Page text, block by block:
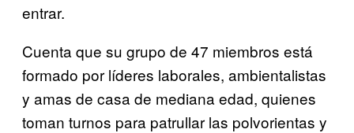
entrar.
Cuenta que su grupo de 47 miembros está
formado por líderes laborales, ambientalistas
y amas de casa de mediana edad, quienes
toman turnos para patrullar las polvorientas y